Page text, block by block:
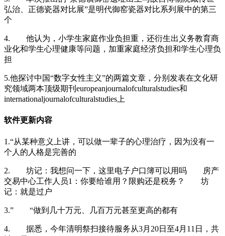
弘治、正德瓷器对比展”是明代御窑瓷器对比系列展中的第三
个
4. 他认为，小学生家庭作业负担重，还衍生出义务教育商
业化和学生心理健康等问题，加重家庭经济负担和学生心理负
担
5.他探讨中国“数字女性主义”的两篇文章，分别发表在文化研
究领域两本顶级期刊europeanjournalofculturalstudies和
internationaljournalofculturalstudies上
软件更新内容
1.“从某种意义上讲，可以做一辈子的心理治疗，因为没有一
个人的人格是完善的
2. 坊记：我想问一下，这里电子户口簿可以用吗 房产
交易中心工作人员1：你要给谁用？限购还是税务？ 坊
记：就是过户
3.” “做到几十万元、几百万元甚至更高的都有
4. 据悉，今年清明祭扫接待服务从3月20日至4月11日，共